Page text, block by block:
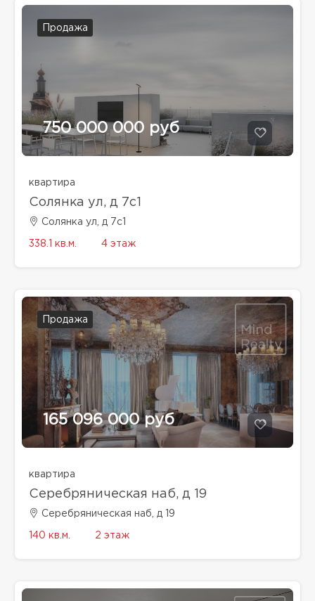
Продажа
750 000 000 руб
квартира
Солянка ул, д 7с1
Солянка ул, д 7с1
338.1 кв.м. 4 этаж
Продажа
165 096 000 руб
квартира
Серебряническая наб, д 19
Серебряническая наб, д 19
140 кв.м. 2 этаж